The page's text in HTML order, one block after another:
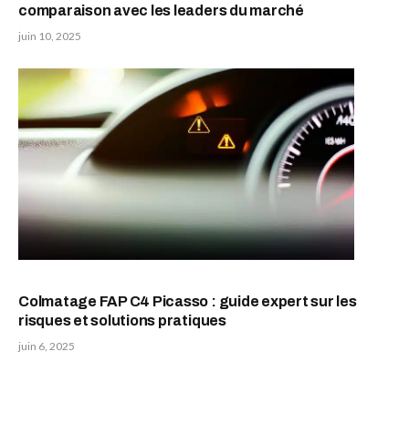
comparaison avec les leaders du marché
juin 10, 2025
Colmatage FAP C4 Picasso : guide expert sur les
risques et solutions pratiques
juin 6, 2025